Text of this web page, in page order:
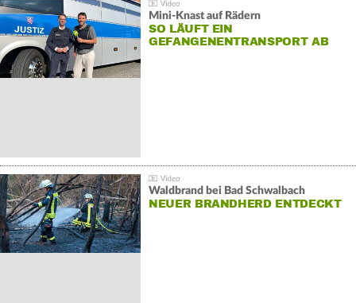
Mini-Knast auf Rädern
SO LÄUFT EIN
GEFANGENENTRANSPORT AB
Waldbrand bei Bad Schwalbach
NEUER BRANDHERD ENTDECKT